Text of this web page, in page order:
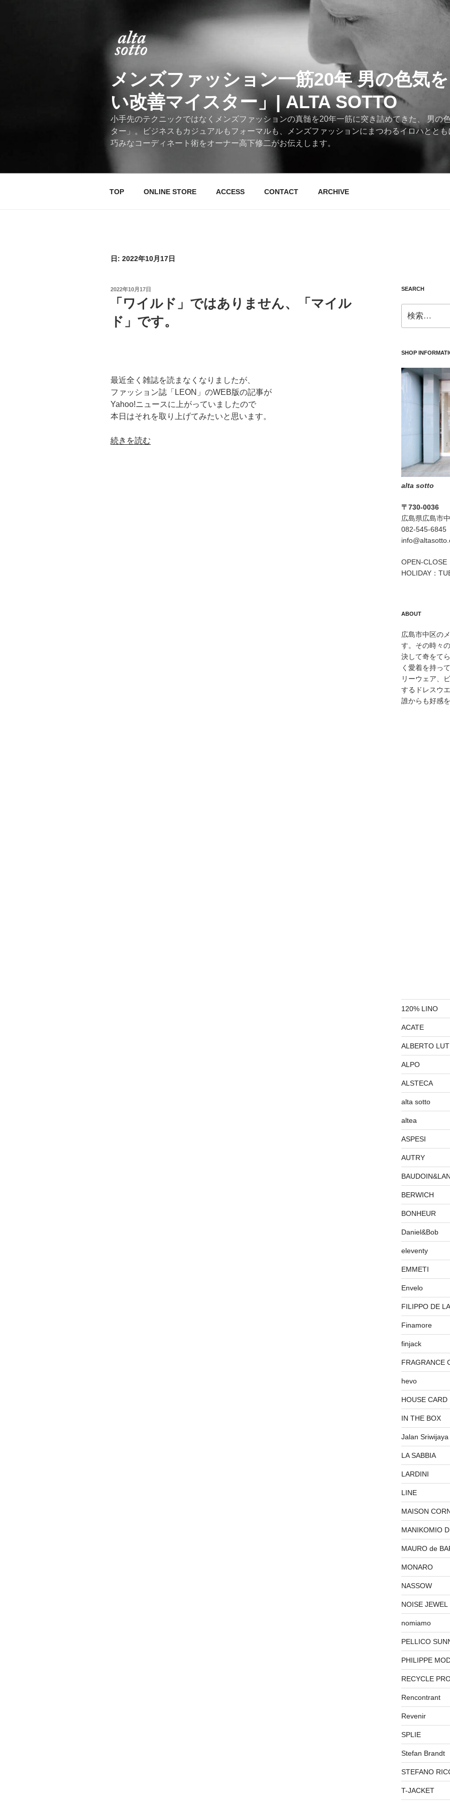
メンズファッション一筋20年 男の色気
い改善マイスター」| ALTA SOTTO
小手先のテクニックではなくメンズファッションの真髄を20年一筋に突き詰めてきた、 男の
ター」。ビジネスもカジュアルもフォーマルも、メンズファッションにまつわるイロハとと
巧みなコーディネート術をオーナー高下修二がお伝えします。
TOP ONLINE STORE ACCESS CONTACT ARCHIVE
日: 2022年10月17日
投
日:
2022年10月17日
「ワイルド」ではありません、「マイル
ド」です。
最近全く雑誌を読まなくなりましたが、
ファッション誌「LEON」のWEB版の記事が
Yahoo!ニュースに上がっていましたので
本日はそれを取り上げてみたいと思います。
“「ワ
続きを読む
SEARCH
索:
SHOP
alta sotto
〒730-0036
広島県広島市
082-545-6845
OPEN-CLOSE
HOLIDAY：
ABOUT
広島市中区の
す。その時々
決して奇をて
く愛着を持っ
リーウェア、
するドレスウ
誰からも好感
120% LINO
ACATE
ALBERTO
ALPO
ALSTECA
alta sotto
altea
ASPESI
AUTRY
BERWICH
BONHEUR
Daniel&Bob
eleventy
EMMETI
Envelo
FILIPPO DE
Finamore
finjack
FRAGRANCE
hevo
HOUSE CARD
IN THE BOX
Jalan Sriwijaya
LA SABBIA
LARDINI
LINE
MAISON
MANIKOMIO
MAURO de
MONARO
NASSOW
NOISE JEWEL
nomiamo
PELLICO
PHILIPPE
RECYCLE
Rencontrant
Revenir
SPLIE
Stefan Brandt
STEFANO
T-JACKET